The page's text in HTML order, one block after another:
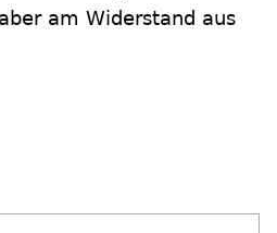
am Widerstand aus